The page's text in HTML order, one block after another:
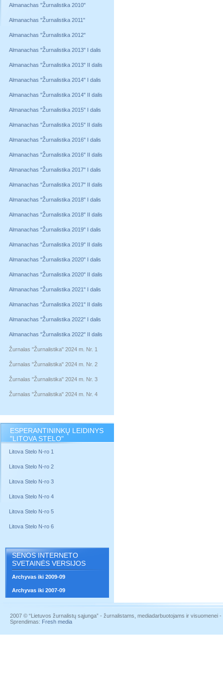
Almanachas "Žurnalistika 2010"
Almanachas "Žurnalistika 2011"
Almanachas "Žurnalistika 2012"
Almanachas "Žurnalistika 2013" I dalis
Almanachas "Žurnalistika 2013" II dalis
Almanachas "Žurnalistika 2014" I dalis
Almanachas "Žurnalistika 2014" II dalis
Almanachas "Žurnalistika 2015" I dalis
Almanachas "Žurnalistika 2015" II dalis
Almanachas "Žurnalistika 2016" I dalis
Almanachas "Žurnalistika 2016" II dalis
Almanachas "Žurnalistika 2017" I dalis
Almanachas "Žurnalistika 2017" II dalis
Almanachas "Žurnalistika 2018" I dalis
Almanachas "Žurnalistika 2018" II dalis
Almanachas "Žurnalistika 2019" I dalis
Almanachas "Žurnalistika 2019" II dalis
Almanachas "Žurnalistika 2020" I dalis
Almanachas "Žurnalistika 2020" II dalis
Almanachas "Žurnalistika 2021" I dalis
Almanachas "Žurnalistika 2021" II dalis
Almanachas "Žurnalistika 2022" I dalis
Almanachas "Žurnalistika 2022" II dalis
Žurnalas "Žurnalistika" 2024 m. Nr. 1
Žurnalas "Žurnalistika" 2024 m. Nr. 2
Žurnalas "Žurnalistika" 2024 m. Nr. 3
Žurnalas "Žurnalistika" 2024 m. Nr. 4
ESPERANTININKŲ LEIDINYS
"LITOVA STELO"
Litova Stelo N-ro 1
Litova Stelo N-ro 2
Litova Stelo N-ro 3
Litova Stelo N-ro 4
Litova Stelo N-ro 5
Litova Stelo N-ro 6
SENOS INTERNETO
SVETAINĖS VERSIJOS
Archyvas iki 2009-09
Archyvas iki 2007-09
2007 © “Lietuvos žurnalistų sąjunga” - žurnalistams, mediadarbuotojams ir visuomenei
Sprendimas: Fresh media